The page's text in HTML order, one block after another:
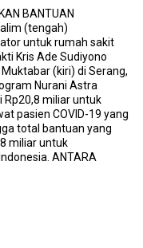
BANTUAN
(tengah)
untuk rumah sakit
Kris Ade Sudiyono
(kiri) di Serang,
Nurani Astra
miliar untuk
pasien COVID-19 yang
total bantuan yang
miliar untuk
ANTARA